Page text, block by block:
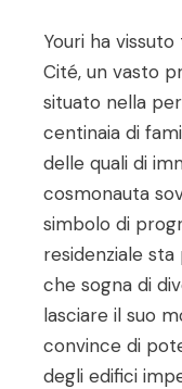
Youri ha
Cité, un vasto
situato nella
centinaia di
delle quali di
cosmonauta
simbolo di
residenziale
che sogna di
lasciare il suo
convince di
degli edifici